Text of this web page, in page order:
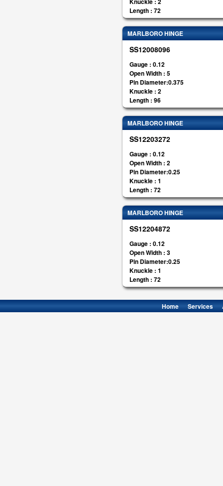
Length : 72
MARLBORO HINGE
SS12008096
Gauge : 0.12
Open Width : 5
Pin Diameter:0.375
Knuckle : 2
Length : 96
MARLBORO HINGE
SS12203272
Gauge : 0.12
Open Width : 2
Pin Diameter:0.25
Knuckle : 1
Length : 72
MARLBORO HINGE
SS12204872
Gauge : 0.12
Open Width : 3
Pin Diameter:0.25
Knuckle : 1
Length : 72
Home Services